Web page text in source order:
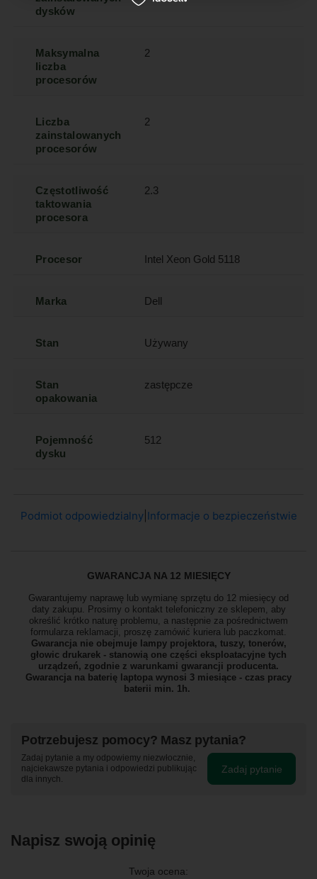
dysków
Maksymalna
liczba
procesorów
2
Liczba
zainstalowanych
procesorów
2
Częstotliwość
taktowania
procesora
2.3
Procesor Intel Xeon Gold 5118
Marka Dell
Stan Używany
Stan
opakowania
zastępcze
Pojemność
dysku
512
Podmiot odpowiedzialny| Informacje o bezpieczeństwie
GWARANCJA NA 12 MIESIĘCY
Gwarantujemy naprawę lub wymianę sprzętu do 12 miesięcy od
daty zakupu. Prosimy o kontakt telefoniczny ze sklepem, aby
określić krótko naturę problemu, a następnie za pośrednictwem
formularza reklamacji, proszę zamówić kuriera lub paczkomat.
Gwarancja nie obejmuje lampy projektora, tuszy, tonerów,
głowic drukarek - stanowią one części eksploatacyjne tych
urządzeń, zgodnie z warunkami gwarancji producenta.
Gwarancja na baterię laptopa wynosi 3 miesiące - czas pracy
baterii min. 1h.
Potrzebujesz pomocy? Masz pytania?
Zadaj pytanie a my odpowiemy niezwłocznie,
najciekawsze pytania i odpowiedzi publikując
dla innych.
Zadaj pytanie
Napisz swoją opinię
Twoja ocena: